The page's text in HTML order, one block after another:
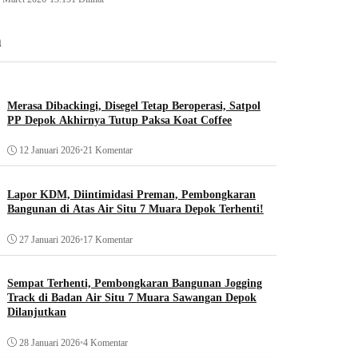
Merasa Dibackingi, Disegel Tetap Beroperasi, Satpol
PP Depok Akhirnya Tutup Paksa Koat Coffee
12 Januari 2026•21 Komentar
Lapor KDM, Diintimidasi Preman, Pembongkaran
Bangunan di Atas Air Situ 7 Muara Depok Terhenti!
27 Januari 2026•17 Komentar
Sempat Terhenti, Pembongkaran Bangunan Jogging
Track di Badan Air Situ 7 Muara Sawangan Depok
Dilanjutkan
28 Januari 2026•4 Komentar